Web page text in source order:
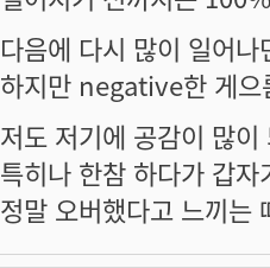
다음에 다시 많이 일어
하지만 negative한 게으
저도 저기에 공감이 많이
특히나 한참 하다가 갑
정말 오버했다고 느끼는